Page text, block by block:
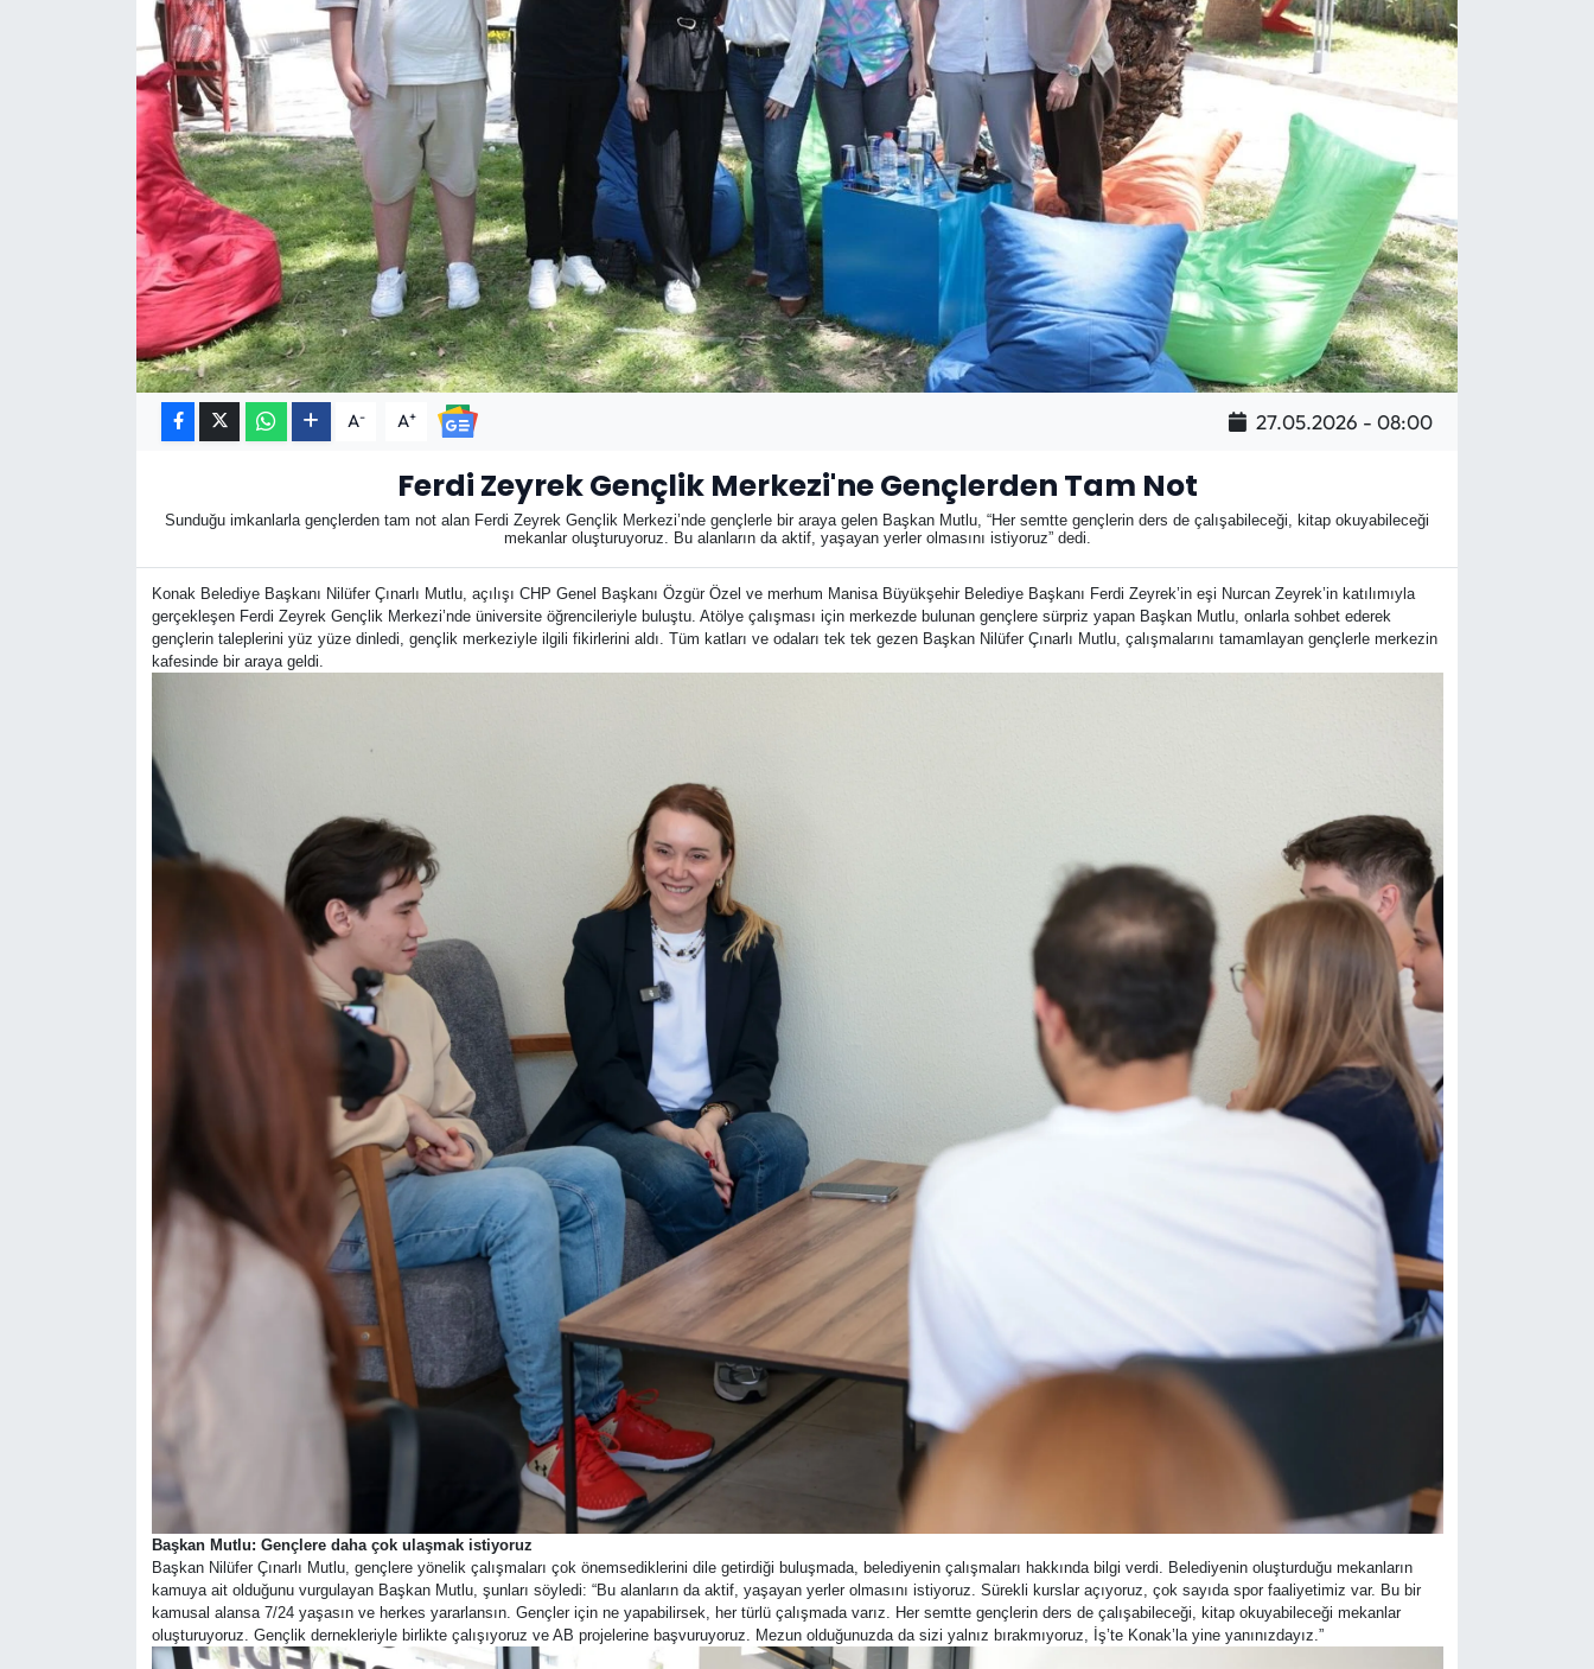
A- A+ 27.05.2026 - 08:00
Ferdi Zeyrek Gençlik Merkezi'ne Gençlerden Tam Not
Sunduğu imkanlarla gençlerden tam not alan Ferdi Zeyrek Gençlik Merkezi’nde gençlerle bir araya gelen Başkan Mutlu, “Her semtte gençlerin ders de çalışabileceği, kitap okuyabileceği
mekanlar oluşturuyoruz. Bu alanların da aktif, yaşayan yerler olmasını istiyoruz” dedi.
Konak Belediye Başkanı Nilüfer Çınarlı Mutlu, açılışı CHP Genel Başkanı Özgür Özel ve merhum Manisa Büyükşehir Belediye Başkanı Ferdi Zeyrek’in eşi Nurcan Zeyrek’in katılımıyla
gerçekleşen Ferdi Zeyrek Gençlik Merkezi’nde üniversite öğrencileriyle buluştu. Atölye çalışması için merkezde bulunan gençlere sürpriz yapan Başkan Mutlu, onlarla sohbet ederek
gençlerin taleplerini yüz yüze dinledi, gençlik merkeziyle ilgili fikirlerini aldı. Tüm katları ve odaları tek tek gezen Başkan Nilüfer Çınarlı Mutlu, çalışmalarını tamamlayan gençlerle merkezin
kafesinde bir araya geldi.
Başkan Mutlu: Gençlere daha çok ulaşmak istiyoruz
Başkan Nilüfer Çınarlı Mutlu, gençlere yönelik çalışmaları çok önemsediklerini dile getirdiği buluşmada, belediyenin çalışmaları hakkında bilgi verdi. Belediyenin oluşturduğu mekanların
kamuya ait olduğunu vurgulayan Başkan Mutlu, şunları söyledi: “Bu alanların da aktif, yaşayan yerler olmasını istiyoruz. Sürekli kurslar açıyoruz, çok sayıda spor faaliyetimiz var. Bu bir
kamusal alansa 7/24 yaşasın ve herkes yararlansın. Gençler için ne yapabilirsek, her türlü çalışmada varız. Her semtte gençlerin ders de çalışabileceği, kitap okuyabileceği mekanlar
oluşturuyoruz. Gençlik dernekleriyle birlikte çalışıyoruz ve AB projelerine başvuruyoruz. Mezun olduğunuzda da sizi yalnız bırakmıyoruz, İş’te Konak’la yine yanınızdayız.”